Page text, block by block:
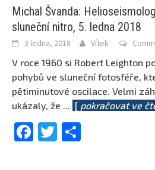
Michal Švanda:
sluneční nitro, 5. ledna 2018
3 ledna, 2018 Vítek
V roce 1960 si Robert Leighton
pohybů ve sluneční fotosféře,
pětiminutové oscilace. Velmi
ukázaly, že
[ pokračovat ve
Facebook
Twitter